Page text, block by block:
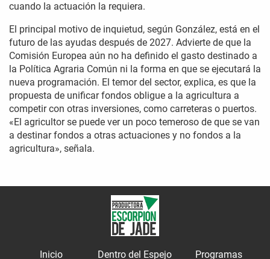
cuando la actuación la requiera.
El principal motivo de inquietud, según González, está en el
futuro de las ayudas después de 2027. Advierte de que la
Comisión Europea aún no ha definido el gasto destinado a
la Política Agraria Común ni la forma en que se ejecutará la
nueva programación. El temor del sector, explica, es que la
propuesta de unificar fondos obligue a la agricultura a
competir con otras inversiones, como carreteras o puertos.
«El agricultor se puede ver un poco temeroso de que se van
a destinar fondos a otras actuaciones y no fondos a la
agricultura», señala.
Inicio Dentro del Espejo Programas